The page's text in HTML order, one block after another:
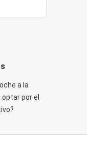
a la
por el